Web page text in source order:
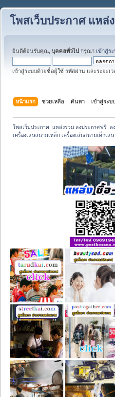
โพสเว็บประกาศ แห
ยินดีต้อนรับคุณ, บุคคลทั่วไป กรุณา เข้าสู่ร
เข้าสู่ระบบด้วยชื่อผู้ใช้ รหัสผ่าน และระยะเ
หน้าแรก ช่วยเหลือ ค้นหา เข้าสู่ระบ
โพสเว็บประกาศ  แหล่งรวม ลงประกาศฟรี
เครื่องเล่นสนามเหล็ก เครื่องเล่นสนามเด็กเ